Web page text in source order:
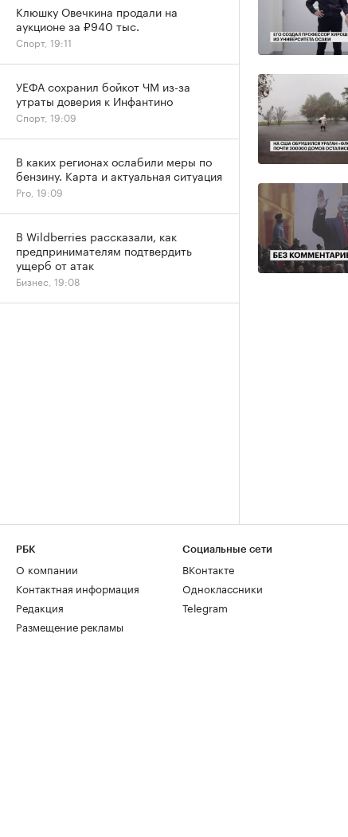
Клюшку Овечкина продали на
аукционе за ₽940 тыс.
Спорт, 19:11
УЕФА сохранил бойкот ЧМ из-за
утраты доверия к Инфантино
Спорт, 19:09
В каких регионах ослабили меры по
бензину. Карта и актуальная ситуация
Pro, 19:09
В Wildberries рассказали, как
предпринимателям подтвердить
ущерб от атак
Бизнес, 19:08
РБК
О компании
Контактная информация
Редакция
Размещение рекламы
Социальные сети
ВКонтакте
Одноклассники
Telegram